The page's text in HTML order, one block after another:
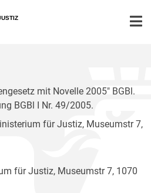
mit Novelle 2005" BGBl.
BGBl I Nr. 49/2005.
für Justiz, Museumstr 7,
für Justiz, Museumstr 7, 1070